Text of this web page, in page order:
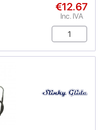
€12.67
Inc. IVA